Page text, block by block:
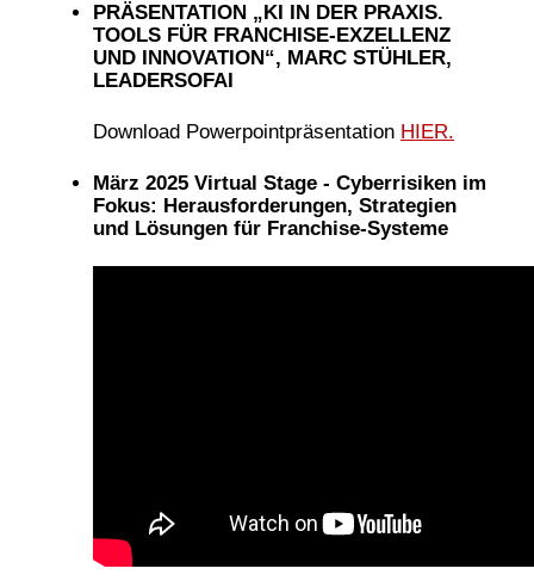
PRÄSENTATION „KI IN DER PRAXIS.
TOOLS FÜR FRANCHISE-EXZELLENZ
UND INNOVATION“, MARC STÜHLER,
LEADERSOFAI
Download Powerpointpräsentation HIER.
März 2025 Virtual Stage - Cyberrisiken im
Fokus: Herausforderungen, Strategien
und Lösungen für Franchise-Systeme